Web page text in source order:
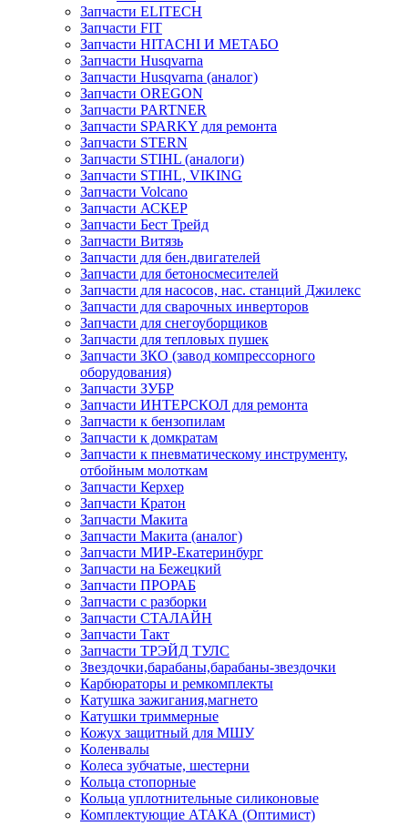
Запчасти ELITECH
Запчасти FIT
Запчасти HITACHI И МЕТАБО
Запчасти Husqvarna
Запчасти Husqvarna (аналог)
Запчасти OREGON
Запчасти PARTNER
Запчасти SPARKY для ремонта
Запчасти STERN
Запчасти STIHL (аналоги)
Запчасти STIHL, VIKING
Запчасти Volcano
Запчасти АСКЕР
Запчасти Бест Трейд
Запчасти Витязь
Запчасти для бен.двигателей
Запчасти для бетоносмесителей
Запчасти для насосов, нас. станций Джилекс
Запчасти для сварочных инверторов
Запчасти для снегоуборщиков
Запчасти для тепловых пушек
Запчасти ЗКО (завод компрессорного
оборудования)
Запчасти ЗУБР
Запчасти ИНТЕРСКОЛ для ремонта
Запчасти к бензопилам
Запчасти к домкратам
Запчасти к пневматическому инструменту,
отбойным молоткам
Запчасти Керхер
Запчасти Кратон
Запчасти Макита
Запчасти Макита (аналог)
Запчасти МИР-Екатеринбург
Запчасти на Бежецкий
Запчасти ПРОРАБ
Запчасти с разборки
Запчасти СТАЛАЙН
Запчасти Такт
Запчасти ТРЭЙД ТУЛС
Звездочки,барабаны,барабаны-звездочки
Карбюраторы и ремкомплекты
Катушка зажигания,магнето
Катушки триммерные
Кожух защитный для МШУ
Коленвалы
Колеса зубчатые, шестерни
Кольца стопорные
Кольца уплотнительные силиконовые
Комплектующие АТАКА (Оптимист)